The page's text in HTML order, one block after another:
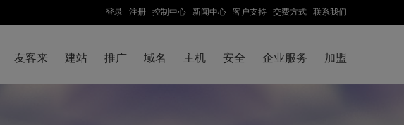
登录 注册 控制中心 新闻中心 客户支持 交费方式 联系我们
友客来 建站 推广 域名 主机 安全 企业服务 加盟